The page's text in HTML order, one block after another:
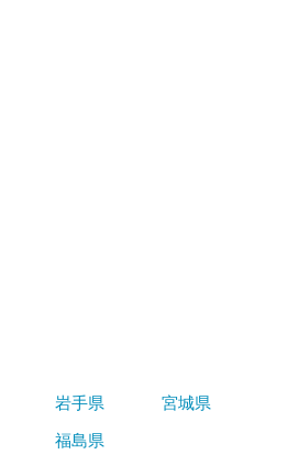
岩手県
宮城県
福島県